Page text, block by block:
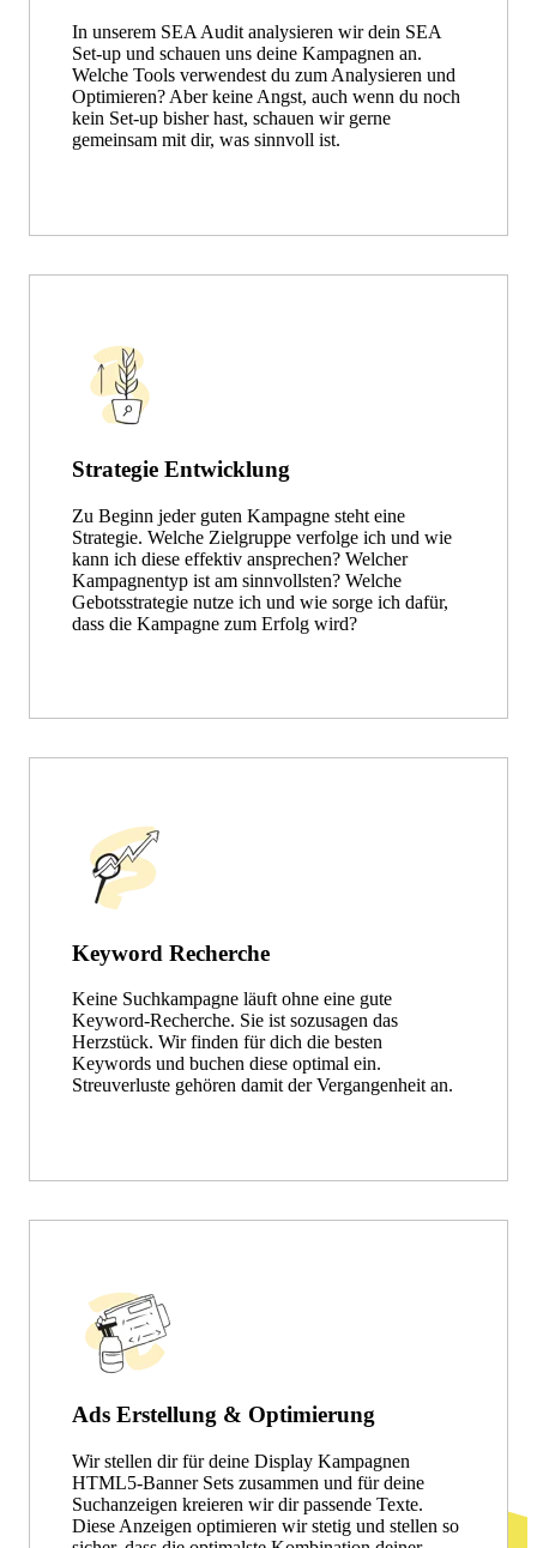
In unserem SEA Audit analysieren wir dein SEA
Set-up und schauen uns deine Kampagnen an.
Welche Tools verwendest du zum Analysieren und
Optimieren? Aber keine Angst, auch wenn du noch
kein Set-up bisher hast, schauen wir gerne
gemeinsam mit dir, was sinnvoll ist.
Strategie Entwicklung
Zu Beginn jeder guten Kampagne steht eine
Strategie. Welche Zielgruppe verfolge ich und wie
kann ich diese effektiv ansprechen? Welcher
Kampagnentyp ist am sinnvollsten? Welche
Gebotsstrategie nutze ich und wie sorge ich dafür,
dass die Kampagne zum Erfolg wird?
Keyword Recherche
Keine Suchkampagne läuft ohne eine gute
Keyword-Recherche. Sie ist sozusagen das
Herzstück. Wir finden für dich die besten
Keywords und buchen diese optimal ein.
Streuverluste gehören damit der Vergangenheit an.
Ads Erstellung & Optimierung
Wir stellen dir für deine Display Kampagnen
HTML5-Banner Sets zusammen und für deine
Suchanzeigen kreieren wir dir passende Texte.
Diese Anzeigen optimieren wir stetig und stellen so